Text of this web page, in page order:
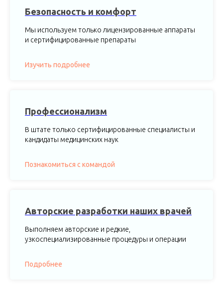
Безопасность и комфорт
Мы используем только лицензированные аппараты
и сертифицированные препараты
Изучить подробнее
Профессионализм
В штате только сертифицированные специалисты и
кандидаты медицинских наук
Познакомиться с командой
Авторские разработки наших врачей
Выполняем авторские и редкие,
узкоспециализированные процедуры и операции
Подробнее